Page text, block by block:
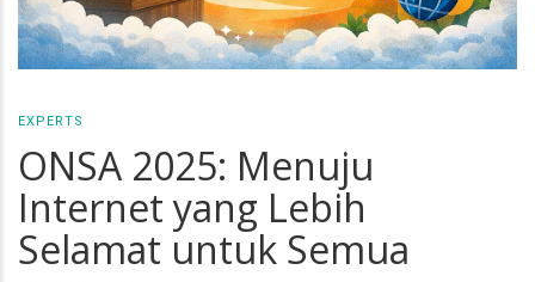
EXPERTS
ONSA 2025: Menuju
Internet yang Lebih
Selamat untuk Semua